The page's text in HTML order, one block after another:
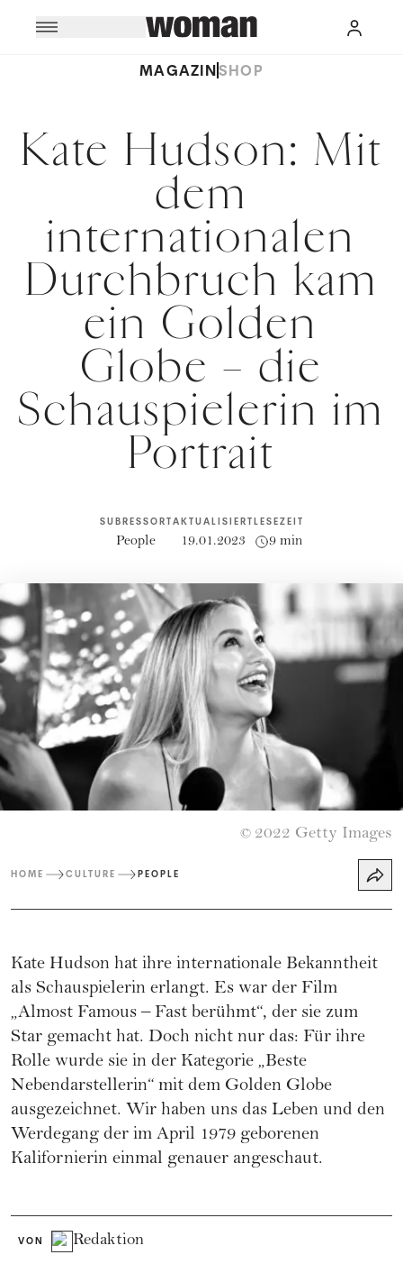
MAGAZINSHOP
Kate Hudson: Mit
dem
internationalen
Durchbruch kam
ein Golden
Globe – die
Schauspielerin im
Portrait
SUBRESSORT
People
AKTUALISIERT
19.01.2023
LESEZEIT
9 min
© 2022 Getty Images
HOME CULTURE PEOPLE
Kate Hudson hat ihre internationale Bekanntheit
als Schauspielerin erlangt. Es war der Film
„Almost Famous – Fast berühmt“, der sie zum
Star gemacht hat. Doch nicht nur das: Für ihre
Rolle wurde sie in der Kategorie „Beste
Nebendarstellerin“ mit dem Golden Globe
ausgezeichnet. Wir haben uns das Leben und den
Werdegang der im April 1979 geborenen
Kalifornierin einmal genauer angeschaut.
VON Redaktion